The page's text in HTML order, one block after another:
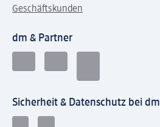
Geschäftskunden
dm & Partner
Sicherheit & Datenschutz bei dm